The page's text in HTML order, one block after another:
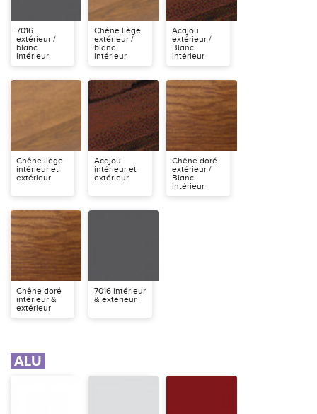
7016
extérieur /
blanc
intérieur
Chêne liège
extérieur /
blanc
intérieur
Acajou
extérieur /
Blanc
intérieur
Chêne liège
intérieur et
extérieur
Acajou
intérieur et
extérieur
Chêne doré
extérieur /
Blanc
intérieur
Chêne doré
intérieur &
extérieur
7016 intérieur
& extérieur
ALU